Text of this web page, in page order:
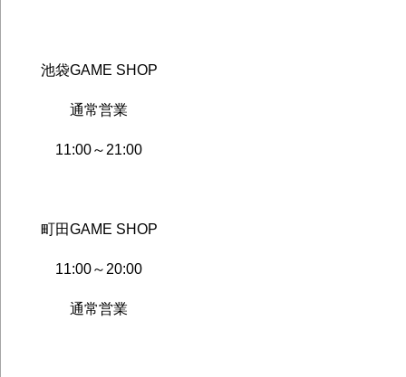
池袋GAME SHOP
通常営業
11:00～21:00
町田GAME SHOP
11:00～20:00
通常営業